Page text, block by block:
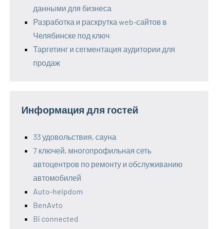
данными для бизнеса
Разработка и раскрутка web-сайтов в
Челябинске под ключ
Таргетинг и сегментация аудитории для
продаж
Информация для гостей
33 удовольствия, сауна
7 ключей, многопрофильная сеть
автоцентров по ремонту и обслуживанию
автомобилей
Auto-helpdom
BenAvto
Bi connected